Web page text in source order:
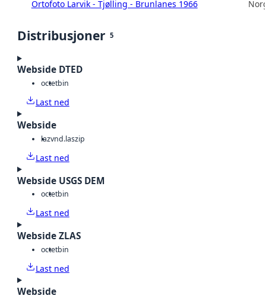
Ortofoto Larvik - Tjølling - Brunlanes 1966
Distribusjoner 5
Webside DTED
octetbin
Last ned
Webside
lazvnd.laszip
Last ned
Webside USGS DEM
octetbin
Last ned
Webside ZLAS
octetbin
Last ned
Webside